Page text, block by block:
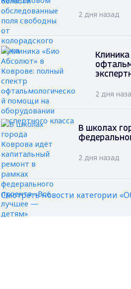
2 дня назад
2 дня
В школах
2 дня назад
Смотреть новости категории